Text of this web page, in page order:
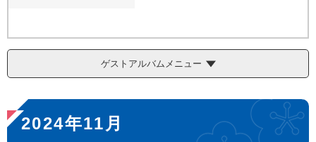
ゲストアルバムメニュー
本
文
2024年11月